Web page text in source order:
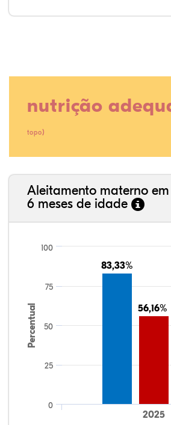
nutrição
topo)
Aleitamento materno
6 meses de idade
Percentual
83,33%
83,33%
56,16%
56,16%
2025
0
25
50
75
100
62,18%
3,70%
0,32%
30,79%
0,09%
2,93%
35,89%
3,62%
0,11%
52,11%
2,54%
5,72%